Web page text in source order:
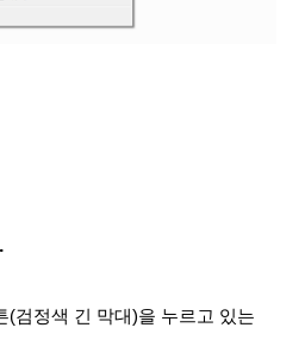
검정색 긴 막대)을 누르 고 있는